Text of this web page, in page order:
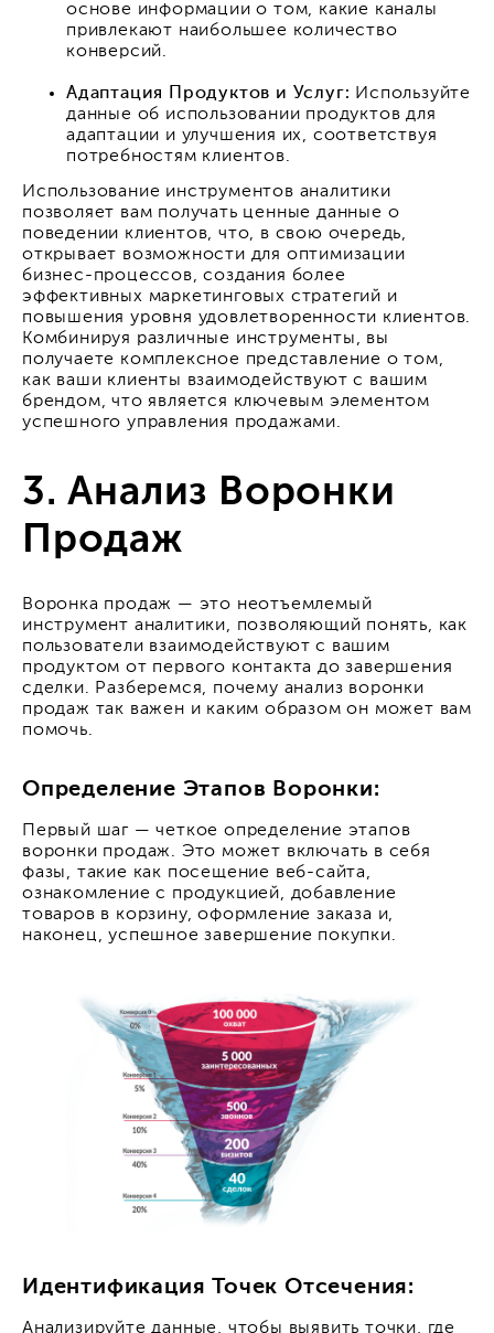
основе информации о том, какие каналы
привлекают наибольшее количество
конверсий.
Адаптация Продуктов и Услуг: Используйте
данные об использовании продуктов для
адаптации и улучшения их, соответствуя
потребностям клиентов.
Использование инструментов аналитики
позволяет вам получать ценные данные о
поведении клиентов, что, в свою очередь,
открывает возможности для оптимизации
бизнес-процессов, создания более
эффективных маркетинговых стратегий и
повышения уровня удовлетворенности клиентов.
Комбинируя различные инструменты, вы
получаете комплексное представление о том,
как ваши клиенты взаимодействуют с вашим
брендом, что является ключевым элементом
успешного управления продажами.
3. Анализ Воронки
Продаж
Воронка продаж — это неотъемлемый
инструмент аналитики, позволяющий понять, как
пользователи взаимодействуют с вашим
продуктом от первого контакта до завершения
сделки. Разберемся, почему анализ воронки
продаж так важен и каким образом он может вам
помочь.
Определение Этапов Воронки:
Первый шаг — четкое определение этапов
воронки продаж. Это может включать в себя
фазы, такие как посещение веб-сайта,
ознакомление с продукцией, добавление
товаров в корзину, оформление заказа и,
наконец, успешное завершение покупки.
Идентификация Точек Отсечения:
Анализируйте данные, чтобы выявить точки, где